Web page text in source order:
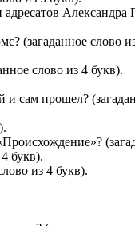
(загаданное слово
слово из 4 букв).
сам прошел?
букв).
из 4 букв).